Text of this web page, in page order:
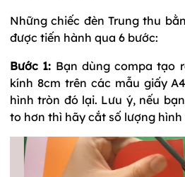
Những chiếc đèn Trung thu
được tiến hành qua 6 bước:
Bước 1: Bạn dùng compa tạo
kính 8cm trên các mẫu giấy
hình tròn đó lại. Lưu ý, nếu
to hơn thì hãy cắt số lượng